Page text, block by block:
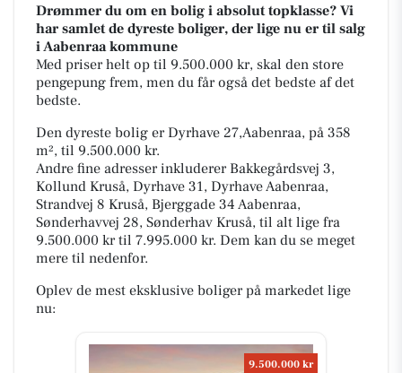
Drømmer du om en bolig i absolut topklasse? Vi
har samlet de dyreste boliger, der lige nu er til salg
i Aabenraa kommune
Med priser helt op til 9.500.000 kr, skal den store
pengepung frem, men du får også det bedste af det
bedste.
Den dyreste bolig er Dyrhave 27,Aabenraa, på 358
m², til 9.500.000 kr.
Andre fine adresser inkluderer Bakkegårdsvej 3,
Kollund Kruså, Dyrhave 31, Dyrhave Aabenraa,
Strandvej 8 Kruså, Bjerggade 34 Aabenraa,
Sønderhavvej 28, Sønderhav Kruså, til alt lige fra
9.500.000 kr til 7.995.000 kr. Dem kan du se meget
mere til nedenfor.
Oplev de mest eksklusive boliger på markedet lige
nu:
9.500.000 kr